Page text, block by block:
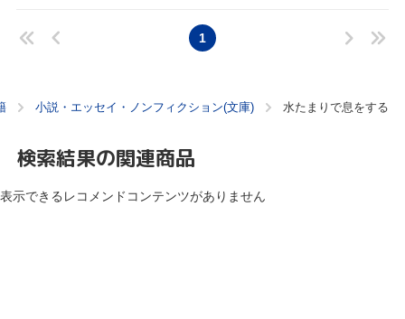
1
小説・エッセイ・ノンフィクション(文庫) 水たまりで息をする
検索結果の関連商品
表示できるレコメンドコンテンツがありません